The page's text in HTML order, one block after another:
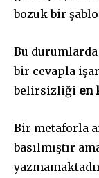
bozuk bir
Bu
bir cevapla
belirsizliği en
Bir metaforla
basılmıştır